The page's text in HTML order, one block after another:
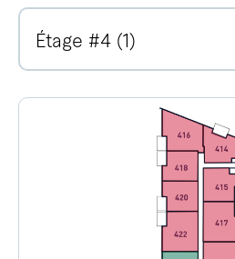
Étage #4 (1)